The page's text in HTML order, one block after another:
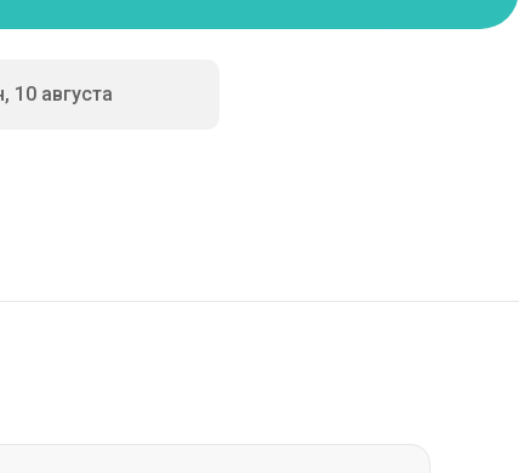
10 августа